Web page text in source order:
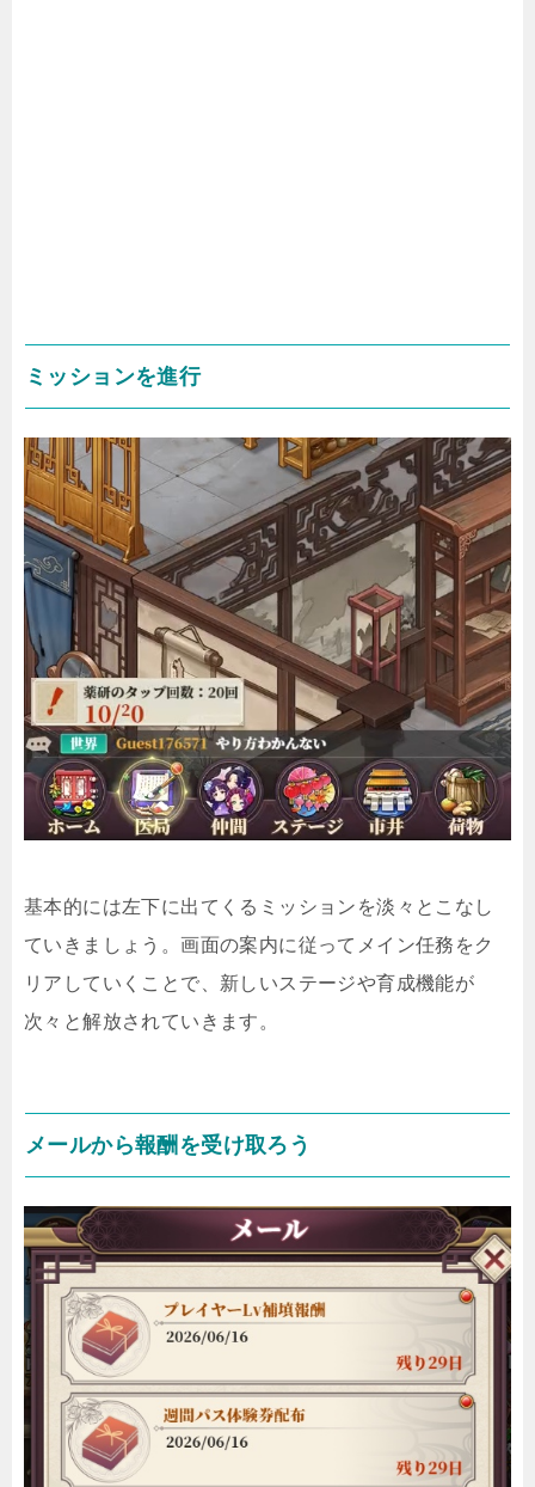
ミッションを進行
基本的には左下に出てくるミッションを淡々とこなし
ていきましょう。画面の案内に従ってメイン任務をク
リアしていくことで、新しいステージや育成機能が
次々と解放されていきます。
メールから報酬を受け取ろう